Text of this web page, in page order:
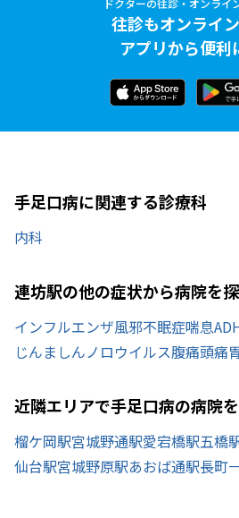
往診もオンライ
アプリから便利
手足口病に関連する診療科
内科
連坊駅の他の症状から病院を
インフルエンザ風邪不眠症喘息
じんましんノロウイルス腹痛頭痛
近隣エリアで手足口病の病院
榴ケ岡駅宮城野通駅愛宕橋駅五橋
仙台駅宮城野原駅あおば通駅長町